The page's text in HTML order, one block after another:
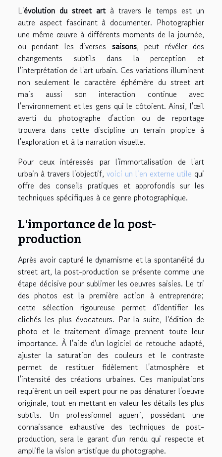
L'évolution du street artà travers le temps est un
autre aspect fascinant à documenter. Photographier
une même œuvre à différents moments de la journée,
ou pendant les diverses saisons, peut révéler des
changements subtils dans la perception et
l'interprétation de l'art urbain. Ces variations illuminent
non seulement le caractère éphémère du street art
mais aussi son interaction continue avec
l'environnement et les gens qui le côtoient. Ainsi, l'œil
averti du photographe d'action ou de reportage
trouvera dans cette discipline un terrain propice à
l'exploration et à la narration visuelle.
Pour ceux intéressés par l'immortalisation de l'art
urbain à travers l'objectif, voici un lien externe utile qui
offre des conseils pratiques et approfondis sur les
techniques spécifiques à ce genre photographique.
L'importance de la post-
production
Après avoir capturé le dynamisme et la spontanéité du
street art, la post-production se présente comme une
étape décisive pour sublimer les oeuvres saisies. Le tri
des photos est la première action à entreprendre;
cette sélection rigoureuse permet d'identifier les
clichés les plus évocateurs. Par la suite, l'édition de
photo et le traitement d'image prennent toute leur
importance. À l'aide d'un logiciel de retouche adapté,
ajuster la saturation des couleurs et le contraste
permet de restituer fidèlement l'atmosphère et
l'intensité des créations urbaines. Ces manipulations
requièrent un oeil expert pour ne pas dénaturer l'oeuvre
originale, tout en mettant en valeur les détails les plus
subtils. Un professionnel aguerri, possédant une
connaissance exhaustive des techniques de post-
production, sera le garant d'un rendu qui respecte et
amplifie la vision artistique du photographe.